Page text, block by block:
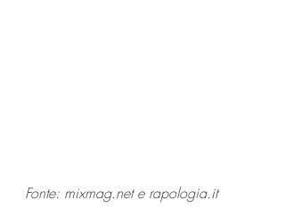
Fonte: mixmag.net e rapologia.it